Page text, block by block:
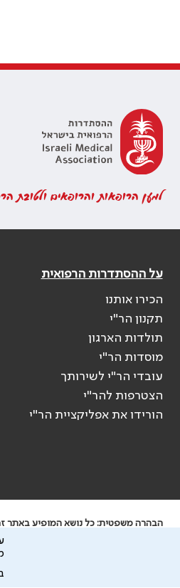
למען הרופאות והרופאים ולטובת
על ההסתדרות הרפואית
הכירו אותנו
תקנון הר"י
תולדות הארגון
מוסדות הר"י
עובדי הר"י לשירותך
הצטרפות להר"י
הורידו את אפליקציית הר"י
הבהרה משפטית: כל נושא המופיע באתר
ידוע לי שהר"י אוספת ושומרת מידע
כל הזכויות על המידע באתר שייכות